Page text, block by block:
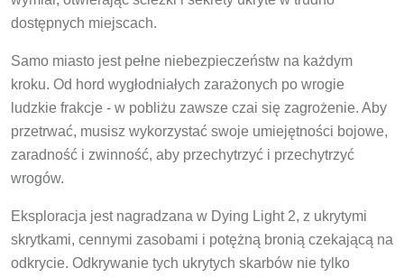
dostępnych miejscach.
Samo miasto jest pełne niebezpieczeństw na każdym
kroku. Od hord wygłodniałych zarażonych po wrogie
ludzkie frakcje - w pobliżu zawsze czai się zagrożenie. Aby
przetrwać, musisz wykorzystać swoje umiejętności bojowe,
zaradność i zwinność, aby przechytrzyć i przechytrzyć
wrogów.
Eksploracja jest nagradzana w Dying Light 2, z ukrytymi
skrytkami, cennymi zasobami i potężną bronią czekającą na
odkrycie. Odkrywanie tych ukrytych skarbów nie tylko